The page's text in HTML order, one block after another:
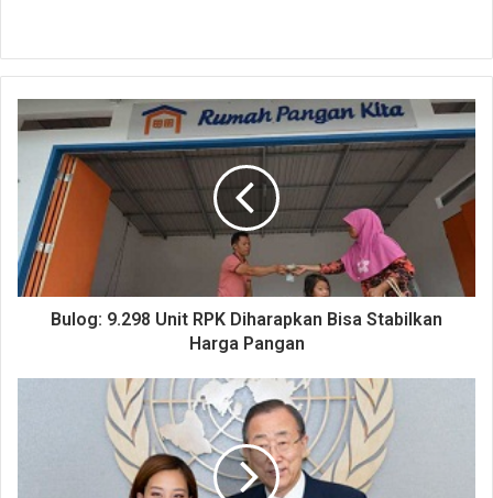
Bulog: 9.298 Unit RPK Diharapkan Bisa Stabilkan
Harga Pangan